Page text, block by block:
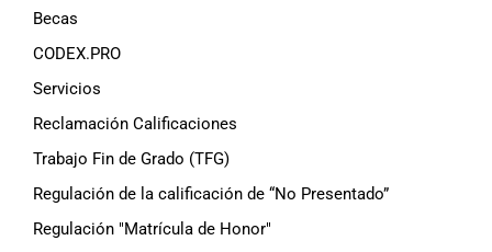
Becas
CODEX.PRO
Servicios
Reclamación Calificaciones
Trabajo Fin de Grado (TFG)
Regulación de la calificación de “No Presentado”
Regulación "Matrícula de Honor"